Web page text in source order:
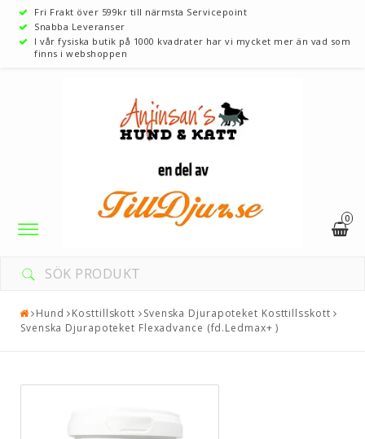
Fri Frakt över 599kr till närmsta Servicepoint
Snabba Leveranser
I vår fysiska butik på 1000 kvadrater har vi mycket mer än vad som
finns i webshoppen
0
Toggle
navigation
Hund Kosttillskott
Svenska Djurapoteket Kosttillsskott
Svenska Djurapoteket Flexadvance (fd.Ledmax+ )